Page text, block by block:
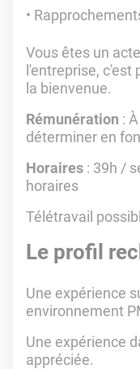
Vous êtes un
l'entreprise,
la bienvenue.
Rémunération :
déterminer en
Horaires : 39h /
horaires
Télétravail
Le profil
Une expérience
environnement
Une expérience
appréciée.